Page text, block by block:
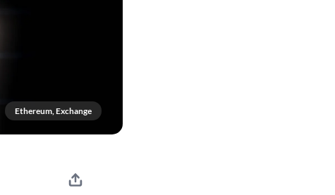
Ethereum, Exchange